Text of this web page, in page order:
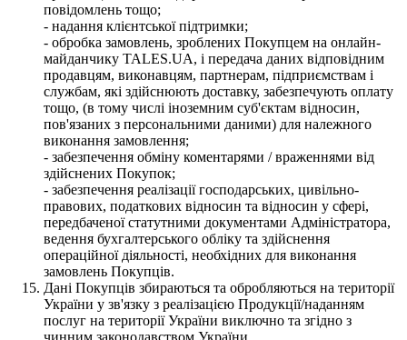
повідомлень тощо;
- надання клієнтської підтримки;
- обробка замовлень, зроблених Покупцем на онлайн-
майданчику TALES.UA, і передача даних відповідним
продавцям, виконавцям, партнерам, підприємствам і
службам, які здійснюють доставку, забезпечують оплату
тощо, (в тому числі іноземним суб'єктам відносин,
пов'язаних з персональними даними) для належного
виконання замовлення;
- забезпечення обміну коментарями / враженнями від
здійснених Покупок;
- забезпечення реалізації господарських, цивільно-
правових, податкових відносин та відносин у сфері,
передбаченої статутними документами Адміністратора,
ведення бухгалтерського обліку та здійснення
операційної діяльності, необхідних для виконання
замовлень Покупців.
Дані Покупців збираються та обробляються на території
України у зв'язку з реалізацією Продукції/наданням
послуг на території України виключно та згідно з
чинним законодавством України.